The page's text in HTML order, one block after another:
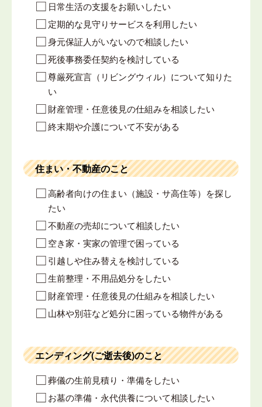
日常生活の支援をお願いしたい
定期的な見守りサービスを利用したい
身元保証人がいないので相談したい
死後事務委任契約を検討している
尊厳死宣言（リビングウィル）について知りた
い
財産管理・任意後見の仕組みを相談したい
終末期や介護について不安がある
住まい・不動産のこと
高齢者向けの住まい（施設・サ高住等）を探し
たい
不動産の売却について相談したい
空き家・実家の管理で困っている
引越しや住み替えを検討している
生前整理・不用品処分をしたい
財産管理・任意後見の仕組みを相談したい
山林や別荘など処分に困っている物件がある
エンディング(ご逝去後)のこと
葬儀の生前見積り・準備をしたい
お墓の準備・永代供養について相談したい